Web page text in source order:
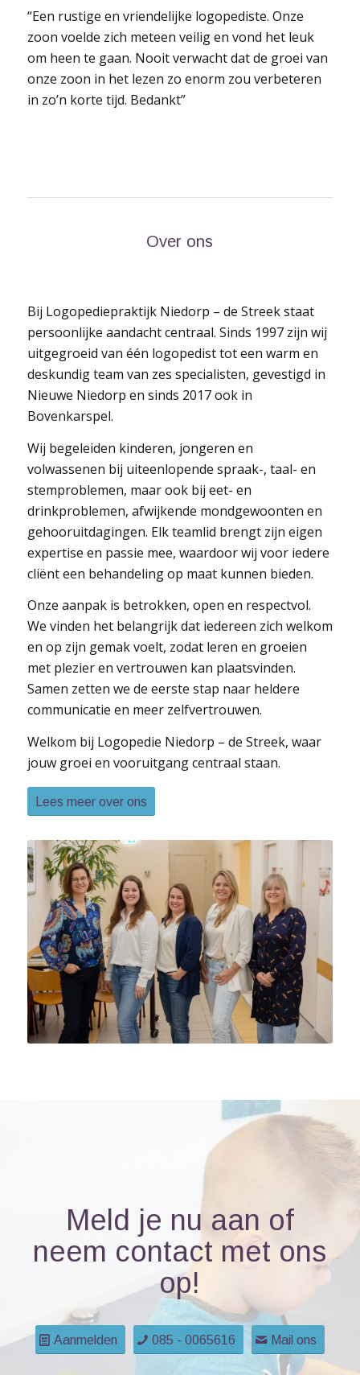
“Een rustige en vriendelijke logopediste. Onze
zoon voelde zich meteen veilig en vond het leuk
om heen te gaan. Nooit verwacht dat de groei van
onze zoon in het lezen zo enorm zou verbeteren
in zo’n korte tijd. Bedankt”
Over ons
Bij Logopediepraktijk Niedorp – de Streek staat
persoonlijke aandacht centraal. Sinds 1997 zijn wij
uitgegroeid van één logopedist tot een warm en
deskundig team van zes specialisten, gevestigd in
Nieuwe Niedorp en sinds 2017 ook in
Bovenkarspel.
Wij begeleiden kinderen, jongeren en
volwassenen bij uiteenlopende spraak-, taal- en
stemproblemen, maar ook bij eet- en
drinkproblemen, afwijkende mondgewoonten en
gehooruitdagingen. Elk teamlid brengt zijn eigen
expertise en passie mee, waardoor wij voor iedere
cliënt een behandeling op maat kunnen bieden.
Onze aanpak is betrokken, open en respectvol.
We vinden het belangrijk dat iedereen zich welkom
en op zijn gemak voelt, zodat leren en groeien
met plezier en vertrouwen kan plaatsvinden.
Samen zetten we de eerste stap naar heldere
communicatie en meer zelfvertrouwen.
Welkom bij Logopedie Niedorp – de Streek, waar
jouw groei en vooruitgang centraal staan.
Lees meer over ons
Meld je nu aan of
neem contact met ons
op!
Aanmelden 085 - 0065616 Mail ons